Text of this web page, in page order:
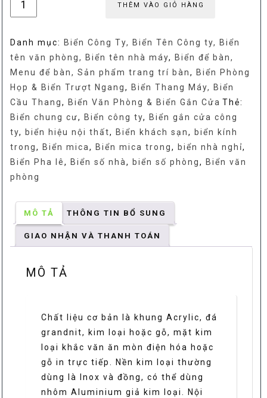
văn
phòng
viền
mica
trong,
chân
ốc
Inox
số
lượng
THÊM VÀO GIỎ HÀNG
Danh mục: Biển Công Ty, Biển Tên Công ty, Biển
tên văn phòng, Biển tên nhà máy, Biển để bàn,
Menu để bàn, Sản phẩm trang trí bàn, Biển Phòng
Họp & Biển Trượt Ngang, Biển Thang Máy, Biển
Cầu Thang, Biển Văn Phòng & Biển Gắn Cửa Thẻ:
Biển chung cư, Biển công ty, Biển gắn cửa công
ty, biển hiệu nội thất, Biển khách sạn, biển kính
trong, Biển mica, Biển mica trong, biển nhà nghỉ,
Biển Pha lê, Biển số nhà, biển số phòng, Biển văn
phòng
MÔ TẢ THÔNG TIN BỔ SUNG
GIAO NHẬN VÀ THANH TOÁN
MÔ TẢ
Chất liệu cơ bản là khung Acrylic, đá
grandnit, kim loại hoặc gỗ, mặt kim
loại khắc văn ăn mòn điện hóa hoặc
gỗ in trực tiếp. Nền kim loại thường
dùng là Inox và đồng, có thể dùng
nhôm Aluminium giả kim loại. Nội